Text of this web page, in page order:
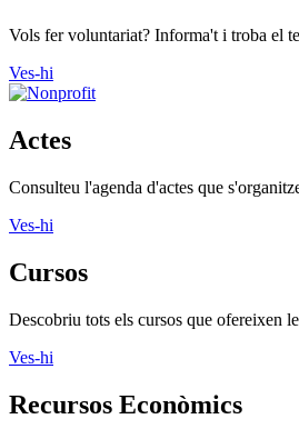
Vols fer voluntariat? Informa't i troba el
Ves-hi
Actes
Consulteu l'agenda d'actes que
Ves-hi
Cursos
Descobriu tots els cursos que ofereixen
Ves-hi
Recursos Econòmics